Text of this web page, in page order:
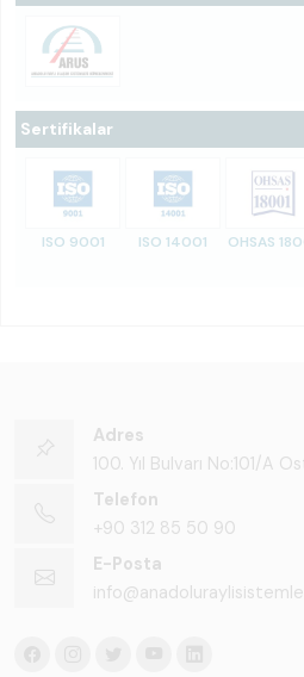
Sertifikalar
ISO 9001 ISO 14001 OHSAS
Adres
100. Yıl Bulvarı No:101/A
Telefon
+90 312 85 50 90
E-Posta